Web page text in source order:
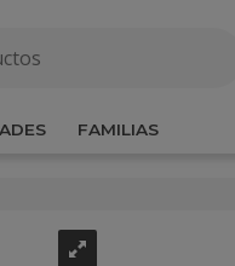
FAMILIAS